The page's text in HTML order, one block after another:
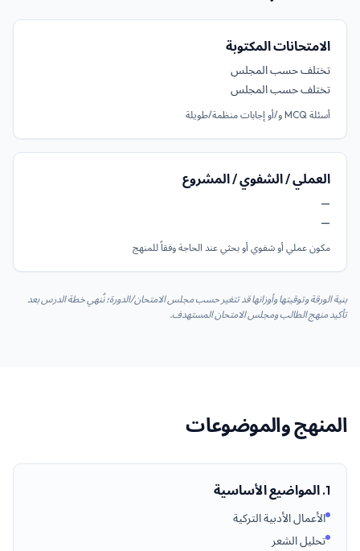
الامتحانات المكتوبة
تختلف حسب المجلس
تختلف حسب المجلس
أسئلة MCQ و/أو إجابات منظمة/طويلة
العملي / الشفوي / المشروع
—
—
مكون عملي أو شفوي أو بحثي عند الحاجة وفقاً للمنهج
بنية الورقة وتوقيتها وأوزانها قد تتغير حسب مجلس الامتحان/الدورة؛ نُنهي خطة الدرس بعد
تأكيد منهج الطالب ومجلس الامتحان المستهدف.
المنهج والموضوعات
1. المواضيع الأساسية
الأعمال الأدبية التركية
تحليل الشعر